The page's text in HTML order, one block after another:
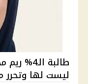
طالبة
ليست لها وتحرر